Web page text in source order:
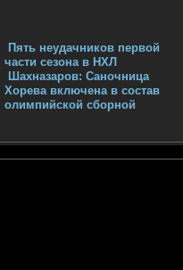
Пять неудачников первой
части сезона в НХЛ
Шахназаров: Саночница
Хорева включена в состав
олимпийской сборной